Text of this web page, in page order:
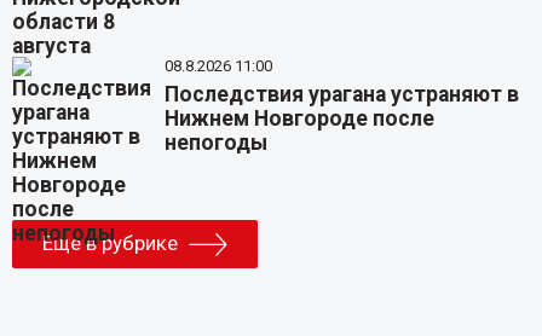
08.8.2026 11:00
Последствия урагана устраняют в
Нижнем Новгороде после
непогоды
Еще в рубрике